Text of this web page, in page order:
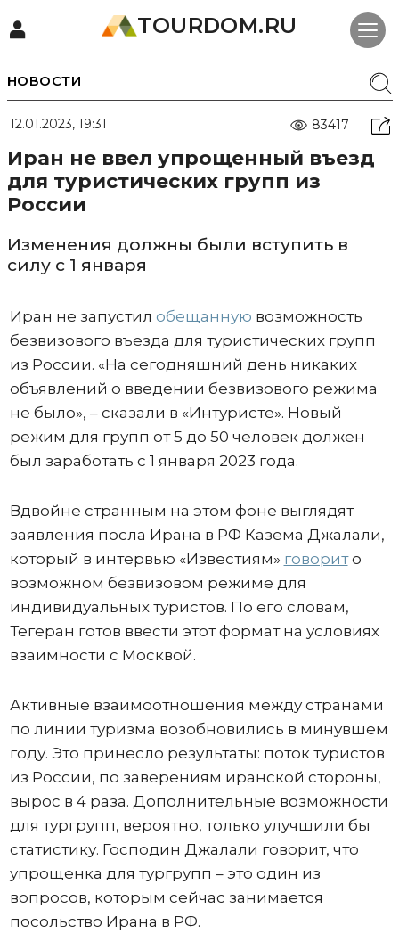
TOURDOM.RU
НОВОСТИ
12.01.2023, 19:31 83417
Иран не ввел упрощенный въезд
для туристических групп из
России
Изменения должны были вступить в
силу с 1 января
Иран не запустил обещанную возможность
безвизового въезда для туристических групп
из России. «На сегодняшний день никаких
объявлений о введении безвизового режима
не было», – сказали в «Интуристе». Новый
режим для групп от 5 до 50 человек должен
был заработать с 1 января 2023 года.
Вдвойне странным на этом фоне выглядят
заявления посла Ирана в РФ Казема Джалали,
который в интервью «Известиям» говорито
возможном безвизовом режиме для
индивидуальных туристов. По его словам,
Тегеран готов ввести этот формат на условиях
взаимности с Москвой.
Активные взаимоотношения между странами
по линии туризма возобновились в минувшем
году. Это принесло результаты: поток туристов
из России, по заверениям иранской стороны,
вырос в 4 раза. Дополнительные возможности
для тургрупп, вероятно, только улучшили бы
статистику. Господин Джалали говорит, что
упрощенка для тургрупп – это один из
вопросов, которым сейчас занимается
посольство Ирана в РФ.